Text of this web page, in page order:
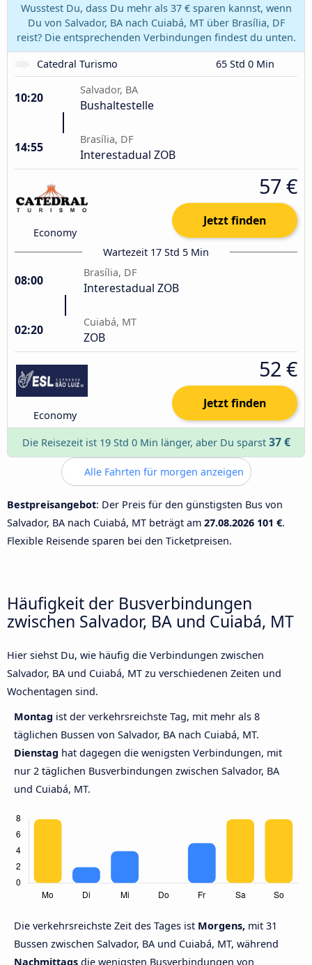
Wusstest Du, dass Du mehr als 37 € sparen kannst, wenn
Du von Salvador, BA nach Cuiabá, MT über Brasília, DF
reist? Die entsprechenden Verbindungen findest du unten.
Catedral Turismo
65 Std 0 Min
10:20
Salvador, BA
Bushaltestelle
14:55
Brasília, DF
Interestadual ZOB
Economy
57 €
Jetzt finden
Wartezeit 17 Std 5 Min
08:00
Brasília, DF
Interestadual ZOB
02:20
Cuiabá, MT
ZOB
Economy
52 €
Jetzt finden
Die Reisezeit ist 19 Std 0 Min länger, aber Du sparst 37 €
Alle Fahrten für morgen anzeigen
Bestpreisangebot: Der Preis für den günstigsten Bus von
Salvador, BA nach Cuiabá, MT beträgt am 27.08.2026 101 €.
Flexible Reisende sparen bei den Ticketpreisen.
Häufigkeit der Busverbindungen
zwischen Salvador, BA und Cuiabá, MT
Hier siehst Du, wie häufig die Verbindungen zwischen
Salvador, BA und Cuiabá, MT zu verschiedenen Zeiten und
Wochentagen sind.
Montag ist der verkehrsreichste Tag, mit mehr als 8
täglichen Bussen von Salvador, BA nach Cuiabá, MT.
Dienstag hat dagegen die wenigsten Verbindungen, mit
nur 2 täglichen Busverbindungen zwischen Salvador, BA
und Cuiabá, MT.
Die verkehrsreichste Zeit des Tages ist Morgens, mit 31
Bussen zwischen Salvador, BA und Cuiabá, MT, während
Nachmittags die wenigsten Busverbindungen von